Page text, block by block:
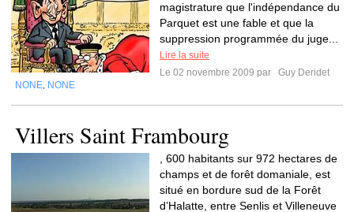
magistrature que l'indépendance du
Parquet est une fable et que la
suppression programmée du juge...
Lire la suite
Le 02 novembre 2009 par
Guy Deridet
NONE NONE
Villers Saint Frambourg
, 600 habitants sur 972 hectares de
champs et de forêt domaniale, est
situé en bordure sud de la Forêt
d’Halatte, entre Senlis et Villeneuve